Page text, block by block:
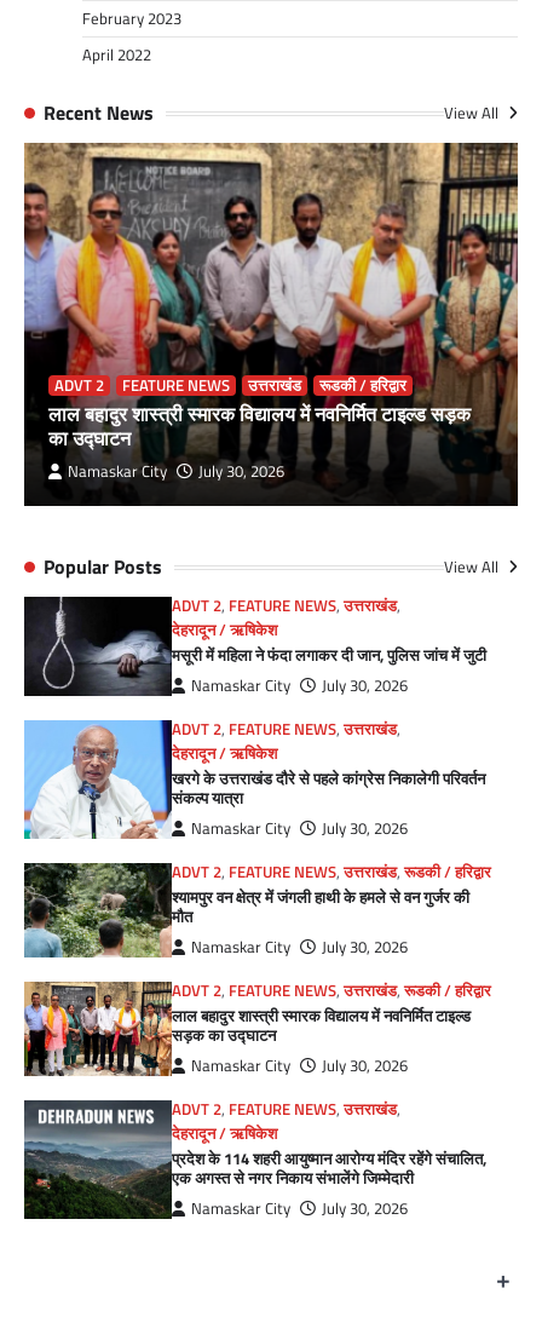
February 2023
April 2022
Recent News View All
ADVT 2 FEATURE NEWS उत्तराखंड रूडकी / हरिद्वार
लाल बहादुर शास्त्री स्मारक विद्यालय में नवनिर्मित टाइल्ड सड़क
का उद्घाटन
Namaskar City July 30, 2026
Popular Posts View All
ADVT 2, FEATURE NEWS,उत्तराखंड,
देहरादून / ऋषिकेश
मसूरी में महिला ने फंदा लगाकर दी जान, पुलिस जांच में जुटी
Namaskar City
July 30, 2026
ADVT 2, FEATURE NEWS,उत्तराखंड,
देहरादून / ऋषिकेश
खरगे के उत्तराखंड दौरे से पहले कांग्रेस निकालेगी परिवर्तन
संकल्प यात्रा
Namaskar City
July 30, 2026
ADVT 2, FEATURE NEWS,उत्तराखंड,रूडकी / हरिद्वार
श्यामपुर वन क्षेत्र में जंगली हाथी के हमले से वन गुर्जर की
मौत
Namaskar City
July 30, 2026
ADVT 2, FEATURE NEWS,उत्तराखंड,रूडकी / हरिद्वार
लाल बहादुर शास्त्री स्मारक विद्यालय में नवनिर्मित टाइल्ड
सड़क का उद्घाटन
Namaskar City
July 30, 2026
ADVT 2, FEATURE NEWS,उत्तराखंड,
देहरादून / ऋषिकेश
प्रदेश के 114 शहरी आयुष्मान आरोग्य मंदिर रहेंगे संचालित,
एक अगस्त से नगर निकाय संभालेंगे जिम्मेदारी
Namaskar City July 30, 2026
+